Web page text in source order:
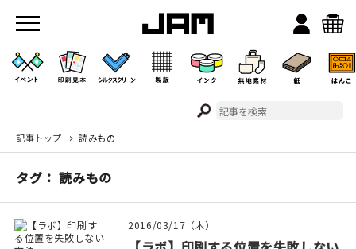
JAMのこと
お店/ワークスペース
記事トップ 読みもの
タグ： 読みもの
2016/03/17（木）